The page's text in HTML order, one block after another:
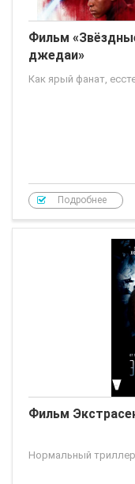
Фильм
джедаи»
Как ярый фанат,
Подробнее
Фильм
Нормальный